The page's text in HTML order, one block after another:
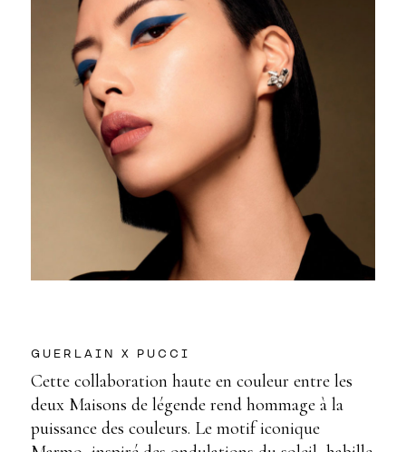
GUERLAIN X PUCCI
Cette collaboration haute en couleur entre les
deux Maisons de légende rend hommage à la
puissance des couleurs. Le motif iconique